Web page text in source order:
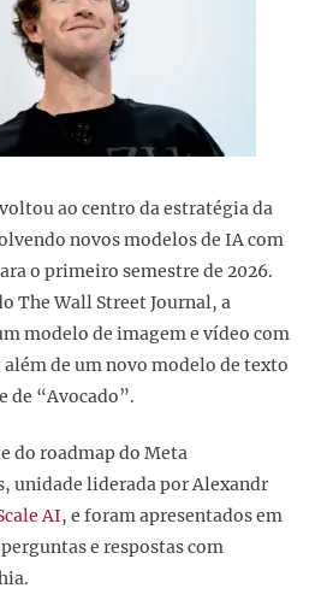
voltou ao centro da estratégia da
novos modelos de IA com
o primeiro semestre de 2026.
The Wall Street Journal, a
modelo de imagem e vídeo com
de um novo modelo de texto
de “Avocado”.
do roadmap do Meta
unidade liderada por Alexandr
AI, e foram apresentados em
e respostas com